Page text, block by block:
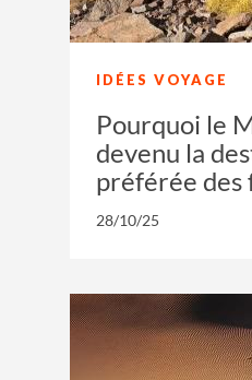
IDÉES VOYAGE
Pourquoi le
devenu la
préférée des
28/10/25